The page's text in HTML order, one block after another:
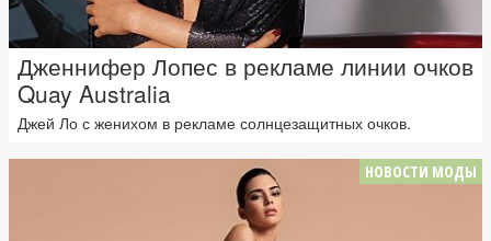
Дженнифер Лопес в рекламе линии очков
Quay Australia
Джей Ло с женихом в рекламе солнцезащитных очков.
НОВОСТИ МОДЫ